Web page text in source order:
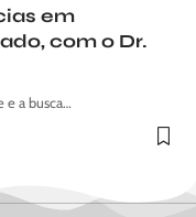
em
com o Dr.
e a busca…